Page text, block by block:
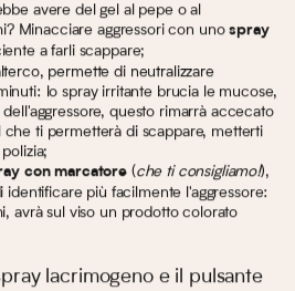
avere del gel al pepe o al
Minacciare aggressori con unospray
a farli scappare;
permette di neutralizzare
lo spray irritante brucia le mucose,
questo rimarrà accecato
ti permetterà di scappare, metterti
con marcatore(che ti consigliamo!),
identificare più facilmente l'aggressore:
avrà sul viso un prodotto colorato
lacrimogeno e il pulsante